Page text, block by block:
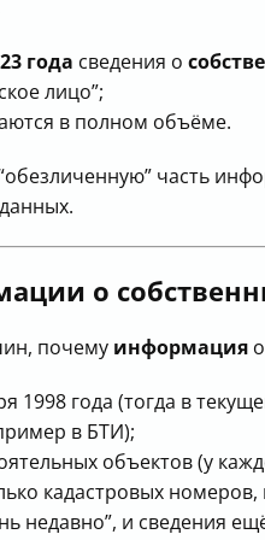
года сведения о
лицо”;
в полном объёме.
часть
о
почему информация о
года (тогда в
в БТИ);
объектов (у
кадастровых
недавно”, и сведения